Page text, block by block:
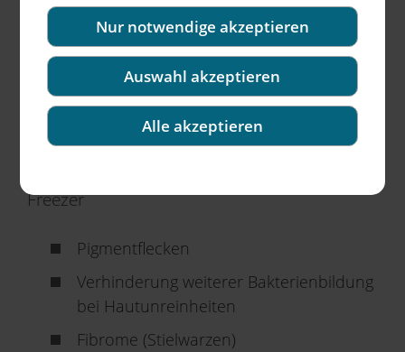
Nur notwendige akzeptieren
Auswahl akzeptieren
Alle akzeptieren
Der Freezer ist ein Vereisungsgerät mit Sprühdüse. Das
handliche Vereisungsgerät setzen wir in Verbindung mit
einer MicroNeedling-Behandlung punktgenau zur opti­
schen Verbes­serung von Pigment­flecken, Fibromen,
Hautunebenheiten und Warzen ein.
Freezer
Pigmentflecken
Verhinderung weiterer Bakterienbildung
bei Hautunreinheiten
Fibrome (Stielwarzen)